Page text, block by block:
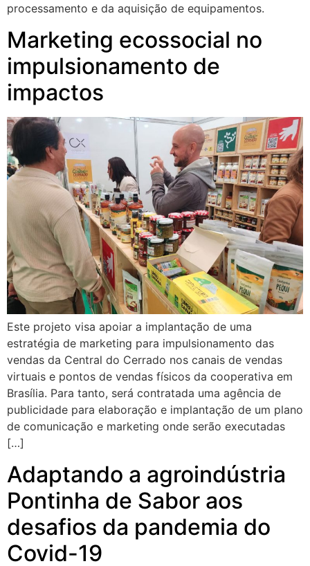
processamento e da aquisição de equipamentos.
Marketing ecossocial no
impulsionamento de
impactos
Este projeto visa apoiar a implantação de uma
estratégia de marketing para impulsionamento das
vendas da Central do Cerrado nos canais de vendas
virtuais e pontos de vendas físicos da cooperativa em
Brasília. Para tanto, será contratada uma agência de
publicidade para elaboração e implantação de um plano
de comunicação e marketing onde serão executadas
[…]
Adaptando a agroindústria
Pontinha de Sabor aos
desafios da pandemia do
Covid-19